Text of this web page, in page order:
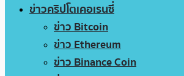
ข่าวคริปโตเคอเรนซี่
ข่าว Bitcoin
ข่าว Ethereum
ข่าว Binance Coin